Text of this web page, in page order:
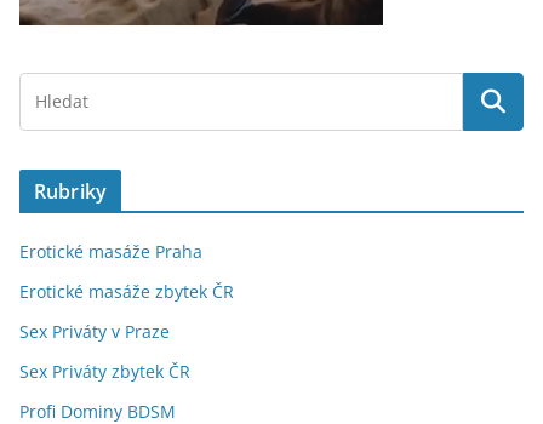
Rubriky
Erotické masáže Praha
Erotické masáže zbytek ČR
Sex Priváty v Praze
Sex Priváty zbytek ČR
Profi Dominy BDSM